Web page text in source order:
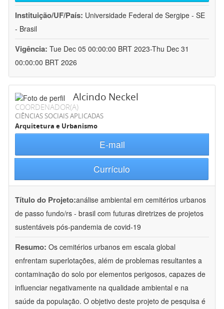
Instituição/UF/País: Universidade Federal de Sergipe - SE
- Brasil
Vigência: Tue Dec 05 00:00:00 BRT 2023-Thu Dec 31
00:00:00 BRT 2026
Alcindo Neckel
COORDENADOR(A)
CIÊNCIAS SOCIAIS APLICADAS
Arquitetura e Urbanismo
E-mail
Currículo
Título do Projeto:análise ambiental em cemitérios urbanos
de passo fundo/rs - brasil com futuras diretrizes de projetos
sustentáveis pós-pandemia de covid-19
Resumo: Os cemitérios urbanos em escala global
enfrentam superlotações, além de problemas resultantes a
contaminação do solo por elementos perigosos, capazes de
influenciar negativamente na qualidade ambiental e na
saúde da população. O objetivo deste projeto de pesquisa é